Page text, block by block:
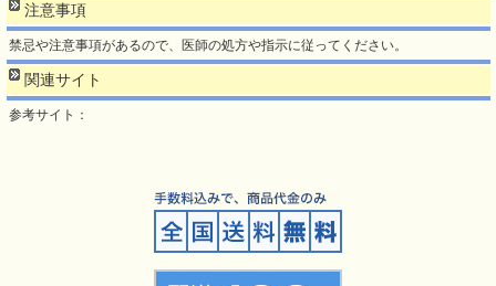
注意事項
禁忌や注意事項があるので、医師の処方や指示に従ってください。
関連サイト
参考サイト：